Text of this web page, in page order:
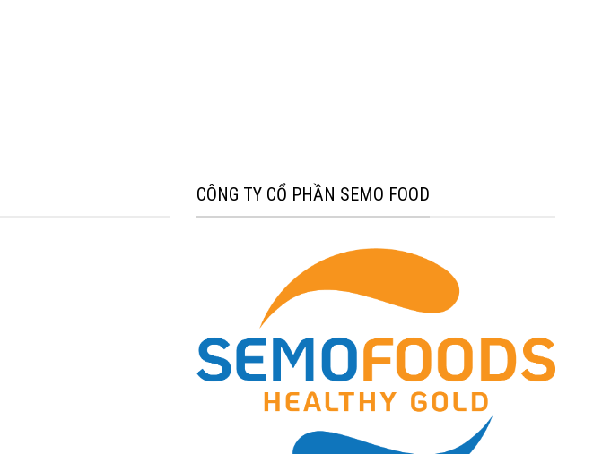
CÔNG TY CỔ PHẦN SEMO FOOD